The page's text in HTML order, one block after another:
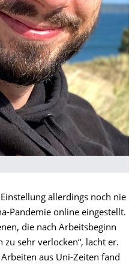
allerdings noch nie
Pandemie online eingestellt.
die nach Arbeitsbeginn
sehr verlocken“, lacht er.
aus Uni-Zeiten fand